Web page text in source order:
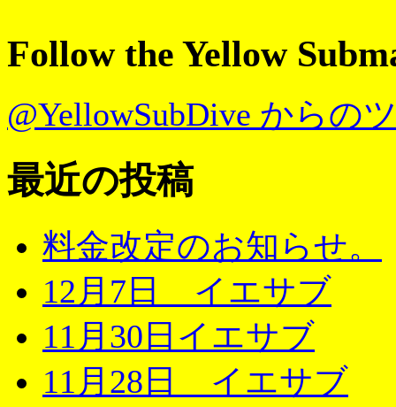
Follow the Yellow
@YellowSubDive からの
最近の投稿
料金改定のお知らせ。
12月7日 イエサブ
11月30日イエサブ
11月28日 イエサブ